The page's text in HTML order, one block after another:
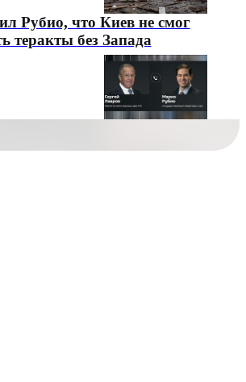
Рубио, что Киев не смог
теракты без Запада